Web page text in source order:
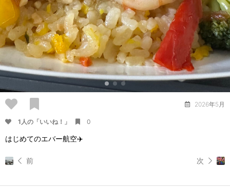
2026年5月
1人の「いいね！」 0
はじめてのエバー航空✈️
前 次